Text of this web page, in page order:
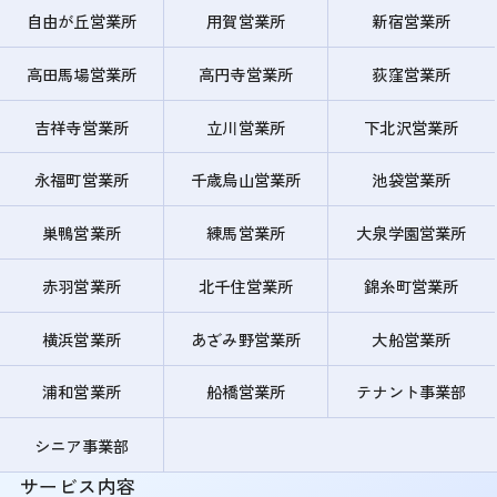
自由が丘営業所 用賀営業所 新宿営業所
高田馬場営業所 高円寺営業所 荻窪営業所
吉祥寺営業所 立川営業所 下北沢営業所
永福町営業所 千歳烏山営業所 池袋営業所
巣鴨営業所 練馬営業所 大泉学園営業所
赤羽営業所 北千住営業所 錦糸町営業所
横浜営業所 あざみ野営業所 大船営業所
浦和営業所 船橋営業所 テナント事業部
シニア事業部
サービス内容